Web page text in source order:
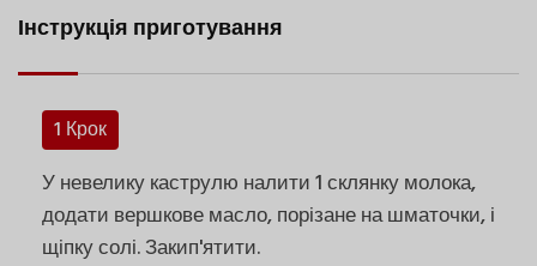
Інструкція приготування
1 Крок
У невелику каструлю налити 1 склянку молока,
додати вершкове масло, порізане на шматочки, і
щіпку солі. Закип'ятити.